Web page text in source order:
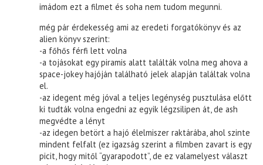
imádom ezt a filmet és soha nem tudom megunni.
még pár érdekesség ami az eredeti forgatókönyv és az
alien könyv szerint:
-a főhős férfi lett volna
-a tojásokat egy piramis alatt találták volna meg ahova a
space-jokey hajóján található jelek alapján találtak volna
el.
-az idegent még jóval a teljes legénység pusztulása előtt
ki tudták volna engedni az egyik légzsilipen át, de ash
megvédte a lényt
-az idegen betört a hajó élelmiszer raktárába, ahol szinte
mindent felfalt (ez igazság szerint a filmben zavart is egy
picit, hogy mitől “gyarapodott”, de ez valamelyest választ